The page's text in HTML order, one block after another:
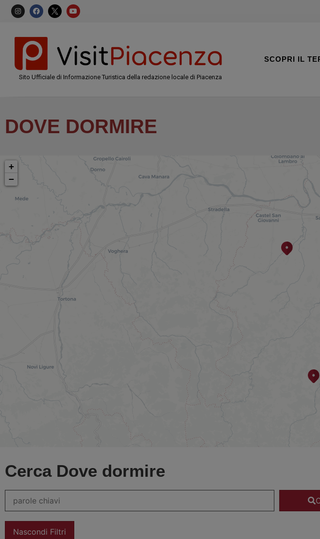
Sito Ufficiale di Informazione Turistica della redazione locale di Piacenza
SCOPRI IL
DOVE DORMIRE
+
−
Cerca Dove dormire
Nascondi Filtri